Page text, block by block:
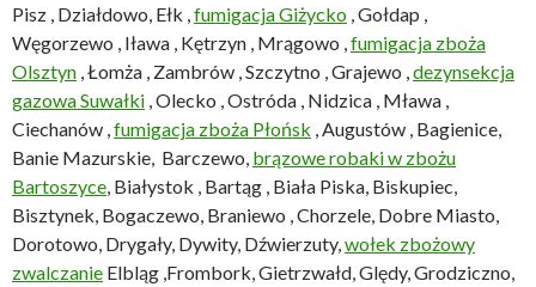
Pisz , Działdowo, Ełk ,fumigacja Giżycko , Gołdap ,
Węgorzewo , Iława , Kętrzyn , Mrągowo ,fumigacja zboża
Olsztyn , Łomża , Zambrów , Szczytno , Grajewo ,dezynsekcja
gazowa Suwałki , Olecko , Ostróda , Nidzica , Mława ,
Ciechanów ,fumigacja zboża Płońsk , Augustów , Bagienice,
Banie Mazurskie, Barczewo, brązowe robaki w zbożu
Bartoszyce, Białystok , Bartąg , Biała Piska, Biskupiec,
Bisztynek, Bogaczewo, Braniewo , Chorzele, Dobre Miasto,
Dorotowo, Drygały, Dywity, Dźwierzuty,wołek zbożowy
zwalczanie Elbląg ,Frombork, Gietrzwałd, Ględy, Grodziczno,